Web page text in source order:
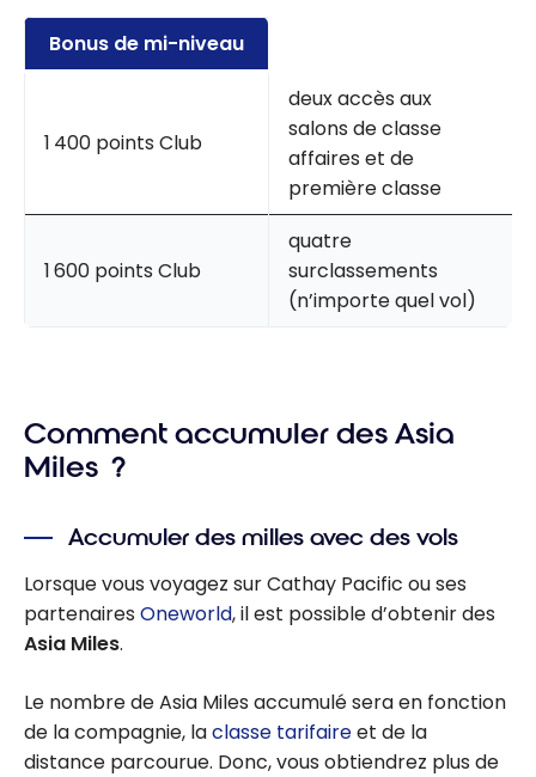
Bonus de mi-niveau
1 400 points Club
deux accès aux
salons de classe
affaires et de
première classe
1 600 points Club
quatre
surclassements
(n’importe quel vol)
Comment accumuler des Asia
Miles ?
Accumuler des milles avec des vols
Lorsque vous voyagez sur Cathay Pacific ou ses
partenaires Oneworld, il est possible d’obtenir des
Asia Miles.
Le nombre de Asia Miles accumulé sera en fonction
de la compagnie, laclasse tarifaireet de la
distance parcourue. Donc, vous obtiendrez plus de